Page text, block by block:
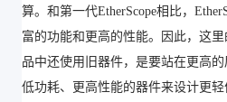
算。和第一代EtherScope相比，
富的功能和更高的性能。因此，这
品中还使用旧器件，是要站在更高
低功耗、更高性能的器件来设计更